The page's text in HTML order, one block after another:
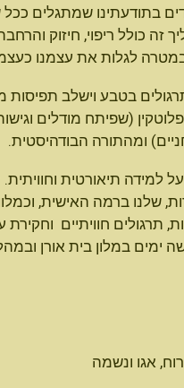
בתודעתינו שמתגלים
זה כולל ריפוי, חיזוק
לגלות את עצמנו כעצמי
בטבע וישלב תפיסות
פלוטקין (שפיתח מודלים
ומהתורה הבודהיסטית.
למידה תיאורטית
שלנו ברמה האישית,
תרגולים חוויתיים
ימים במלון בית אורן
אגו ונשמה